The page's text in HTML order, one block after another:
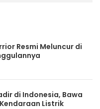
Resmi Meluncur di
di Indonesia, Bawa
Listrik